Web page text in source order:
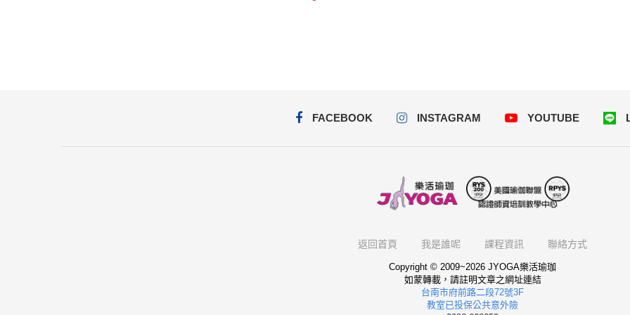
FACEBOOK INSTAGRAM YOUTUBE
返回首頁 我是誰呢 課程資訊 聯絡方式
Copyright © 2009~2026 JYOGA樂活瑜珈
如蒙轉載，請註明文章之網址連結
台南市府前路二段72號3F
教室已投保公共意外險